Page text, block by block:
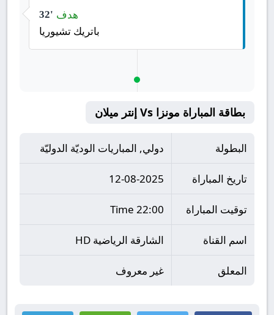
32' هدف
باتريك تشيوريا
بطاقة المباراة مونزا Vs إنتر ميلان
البطولة دولي, المباريات الوديّة الدوليّة
تاريخ المباراة 12-08-2025
توقيت المباراة 22:00 Time
اسم القناة الشارقة الریاضية HD
المعلق غير معروف